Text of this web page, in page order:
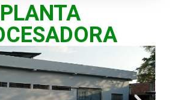
PLANTA